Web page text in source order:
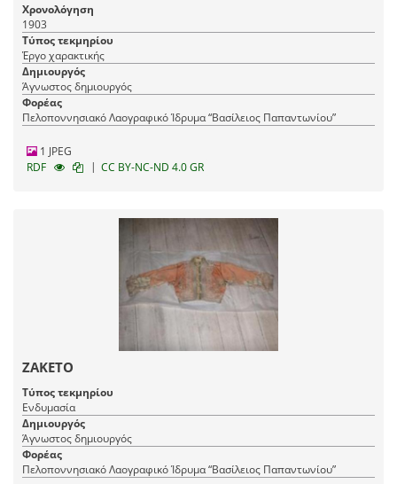
Χρονολόγηση
1903
Τύπος τεκμηρίου
Έργο χαρακτικής
Δημιουργός
Άγνωστος δημιουργός
Φορέας
Πελοποννησιακό Λαογραφικό Ίδρυμα “Βασίλειος Παπαντωνίου”
1 JPEG
RDF
| CC BY-NC-ND 4.0 GR
ΖΑΚΕΤΟ
Τύπος τεκμηρίου
Ενδυμασία
Δημιουργός
Άγνωστος δημιουργός
Φορέας
Πελοποννησιακό Λαογραφικό Ίδρυμα “Βασίλειος Παπαντωνίου”